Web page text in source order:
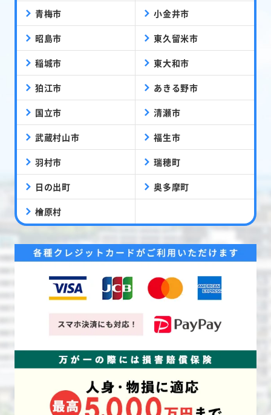
青梅市 小金井市
昭島市 東久留米市
稲城市 東大和市
狛江市 あきる野市
国立市 清瀬市
武蔵村山市 福生市
羽村市 瑞穂町
日の出町 奥多摩町
檜原村